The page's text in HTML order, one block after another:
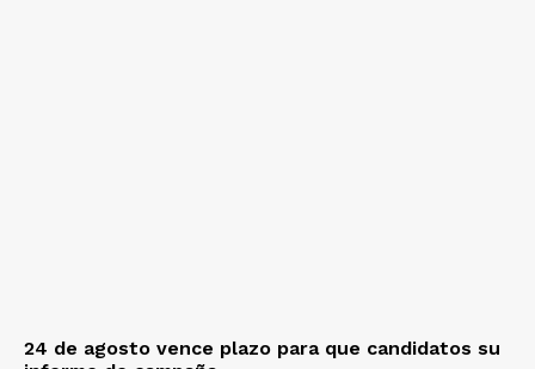
24 de agosto vence plazo para que candidatos su